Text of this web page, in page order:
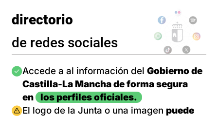
directorio
de redes sociales
Imagen
Accede a al información del Gobierno de
Castilla-La Mancha de forma segura
en
los perfiles oficiales.
Imagen
El logo de la Junta o una imagen puede